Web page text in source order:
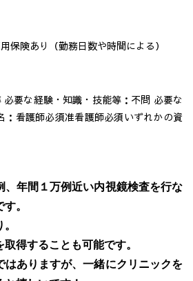
保険あり（勤務日数や時間による）
必要な経験・知識・技能等：不問 必要な
：看護師必須准看護師必須いずれかの資
年間１万例近い内視鏡検査を行な
。
得することも可能です。
ありますが、一緒にクリニックを